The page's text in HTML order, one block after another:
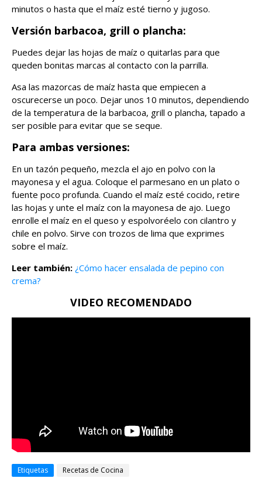
minutos o hasta que el maíz esté tierno y jugoso.
Versión barbacoa, grill o plancha:
Puedes dejar las hojas de maíz o quitarlas para que
queden bonitas marcas al contacto con la parrilla.
Asa las mazorcas de maíz hasta que empiecen a
oscurecerse un poco. Dejar unos 10 minutos, dependiendo
de la temperatura de la barbacoa, grill o plancha, tapado a
ser posible para evitar que se seque.
Para ambas versiones:
En un tazón pequeño, mezcla el ajo en polvo con la
mayonesa y el agua. Coloque el parmesano en un plato o
fuente poco profunda. Cuando el maíz esté cocido, retire
las hojas y unte el maíz con la mayonesa de ajo. Luego
enrolle el maíz en el queso y espolvoréelo con cilantro y
chile en polvo. Sirve con trozos de lima que exprimes
sobre el maíz.
Leer también: ¿Cómo hacer ensalada de pepino con
crema?
VIDEO RECOMENDADO
Etiquetas Recetas de Cocina